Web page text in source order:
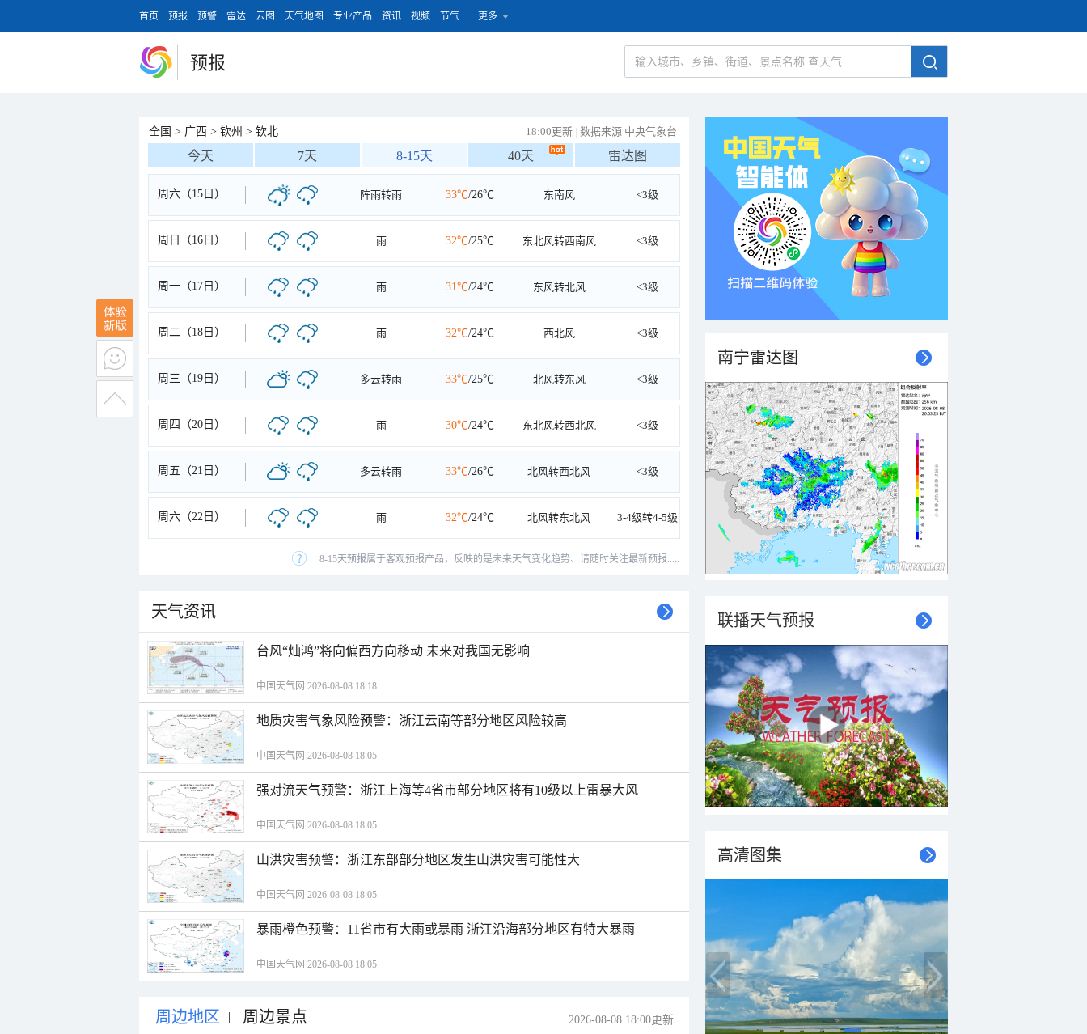
首页 预报 预警 雷达 云图 天气地图 专业产品 资讯 视频 节气 更多
预报
全国 > 广西 > 钦州 > 钦北 18:00更新 | 数据来源 中央气象台
今天 7天 8-15天 40天 雷达图
周六（15日） 阵雨转雨 33℃/26℃ 东南风 <3级
周日（16日） 雨 32℃/25℃ 东北风转西南风 <3级
周一（17日） 雨 31℃/24℃ 东风转北风 <3级
周二（18日） 雨 32℃/24℃ 西北风 <3级
周三（19日） 多云转雨 33℃/25℃ 北风转东风 <3级
周四（20日） 雨 30℃/24℃ 东北风转西北风 <3级
周五（21日） 多云转雨 33℃/26℃ 北风转西北风 <3级
周六（22日） 雨 32℃/24℃ 北风转东北风 3-4级转4-5级
8-15天预报属于客观预报产品，反映的是未来天气变化趋势、请随时关注最新预报.....
天气资讯
台风“灿鸿”将向偏西方向移动 未来对我国无影响
中国天气网 2026-08-08 18:18
地质灾害气象风险预警：浙江云南等部分地区风险较高
中国天气网 2026-08-08 18:05
强对流天气预警：浙江上海等4省市部分地区将有10级以上雷暴大风
中国天气网 2026-08-08 18:05
山洪灾害预警：浙江东部部分地区发生山洪灾害可能性大
中国天气网 2026-08-08 18:05
暴雨橙色预警：11省市有大雨或暴雨 浙江沿海部分地区有特大暴雨
中国天气网 2026-08-08 18:05
周边地区 | 周边景点 2026-08-08 18:00更新
南宁雷达图
联播天气预报
高清图集